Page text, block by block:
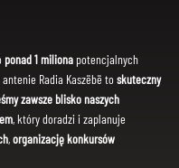
ponad 1 miliona potencjalnych
Radia Kaszëbë toskuteczny
zawsze blisko naszych
, który doradzi i zaplanuje
,organizację konkursów